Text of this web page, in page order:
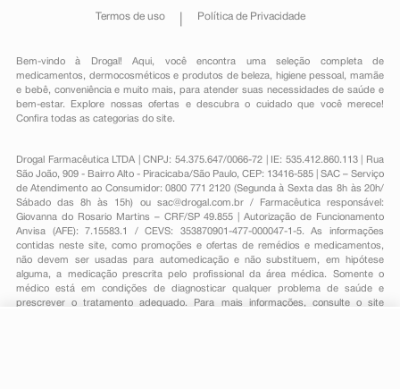
Termos de uso Política de Privacidade
Bem-vindo à Drogal! Aqui, você encontra uma seleção completa de
medicamentos , dermocosméticos e produtos de beleza, higiene pessoal ,mamãe
e bebê, conveniênciae muito mais, para atender suas necessidades de saúde e
bem-estar. Explore nossas ofertas e descubra o cuidado que você merece!
Confira todas as categorias do site.
Drogal Farmacêutica LTDA | CNPJ: 54.375.647/0066-72 | IE: 535.412.860.113 | Rua
São João, 909 - Bairro Alto - Piracicaba/São Paulo, CEP: 13416-585 | SAC – Serviço
de Atendimento ao Consumidor: 0800 771 2120 (Segunda à Sexta das 8h às 20h/
Sábado das 8h às 15h) ou sac@drogal.com.br/ Farmacêutica responsável:
Giovanna do Rosario Martins – CRF/SP 49.855 | Autorização de Funcionamento
Anvisa (AFE): 7.15583.1 / CEVS: 353870901-477-000047-1-5. As informações
contidas neste site, como promoções e ofertas de remédios e medicamentos,
não devem ser usadas para automedicação e não substituem, em hipótese
alguma, a medicação prescrita pelo profissional da área médica. Somente o
médico está em condições de diagnosticar qualquer problema de saúde e
prescrever o tratamento adequado. Para mais informações, consulte o site